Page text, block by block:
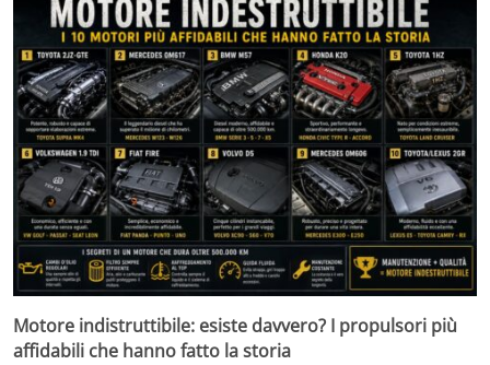
Motore indistruttibile: esiste davvero? I propulsori più
affidabili che hanno fatto la storia